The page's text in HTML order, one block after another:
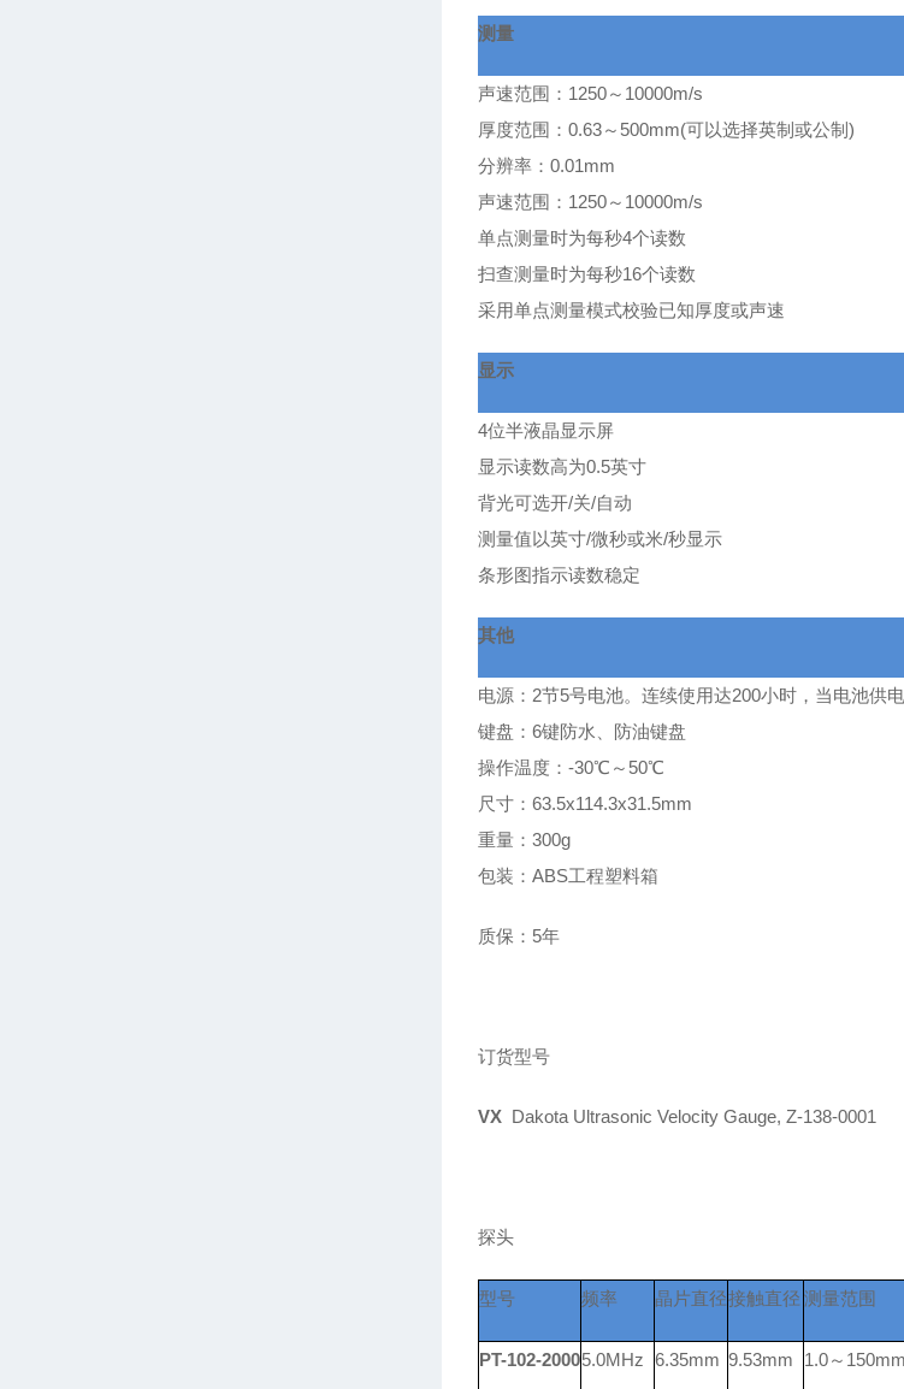
测量
声速范围：1250～10000m/s
厚度范围：0.63～500mm(可以选择英制或公制)
分辨率：0.01mm
声速范围：1250～10000m/s
单点测量时为每秒4个读数
扫查测量时为每秒16个读数
采用单点测量模式校验已知厚度或声速
显示
4位半液晶显示屏
显示读数高为0.5英寸
背光可选开/关/自动
测量值以英寸/微秒或米/秒显示
条形图指示读数稳定
其他
电源：2节5号电池。连续使用达200小时，当电池供
键盘：6键防水、防油键盘
操作温度：-30℃～50℃
尺寸：63.5x114.3x31.5mm
重量：300g
包装：ABS工程塑料箱
质保：5年
订货型号
VX Dakota Ultrasonic Velocity Gauge, Z-138-0001
探头
型号 频率 晶片直径接触直径 测量范围
PT-102-20005.0MHz 6.35mm 9.53mm 1.0～150mm